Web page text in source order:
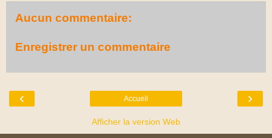
Aucun commentaire:
Enregistrer un commentaire
‹ ›
Accueil
Afficher la version Web